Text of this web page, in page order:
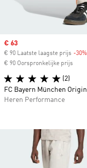
Sale price
€ 63
€ 90 Laatste laagste prijs -30%
€ 90 Oorspronkelijke prijs
(2)
FC Bayern München
Heren Performance